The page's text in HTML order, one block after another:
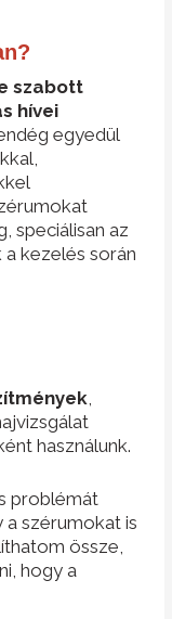
szabott
hívei
egyedül
speciálisan az
kezelés során
használunk.
problémát
a szérumokat is
össze,
hogy a